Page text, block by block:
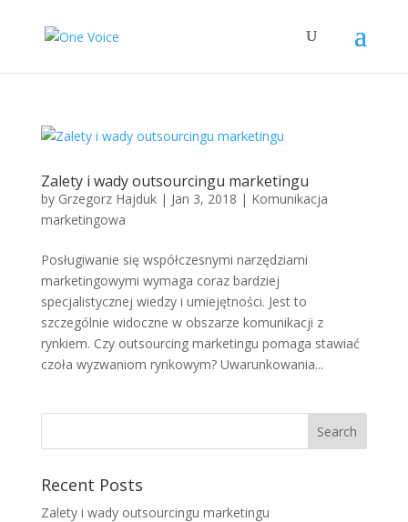
Zalety i wady outsourcingu marketingu
by Grzegorz Hajduk| Jan 3, 2018 | Komunikacja
marketingowa
Posługiwanie się współczesnymi narzędziami
marketingowymi wymaga coraz bardziej
specjalistycznej wiedzy i umiejętności. Jest to
szczególnie widoczne w obszarze komunikacji z
rynkiem. Czy outsourcing marketingu pomaga stawiać
czoła wyzwaniom rynkowym? Uwarunkowania...
Recent Posts
Zalety i wady outsourcingu marketingu